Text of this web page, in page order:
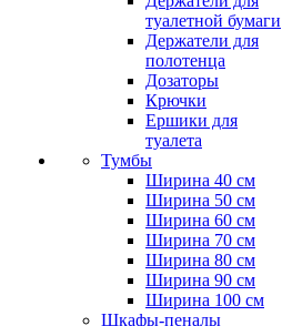
туалетной бумаги
Держатели для
полотенца
Дозаторы
Крючки
Ершики для
туалета
Тумбы
Ширина 40 см
Ширина 50 см
Ширина 60 см
Ширина 70 см
Ширина 80 см
Ширина 90 см
Ширина 100 см
Шкафы-пеналы